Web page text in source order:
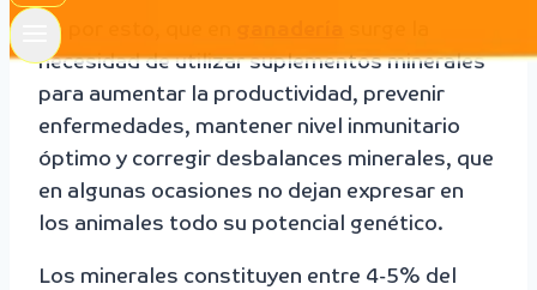
Es por esto, que en
necesidad de utilizar suplementos minerales
para aumentar la productividad, prevenir
enfermedades, mantener nivel inmunitario
óptimo y corregir desbalances minerales, que
en algunas ocasiones no dejan expresar en
los animales todo su potencial genético.
Los minerales constituyen entre 4-5% del